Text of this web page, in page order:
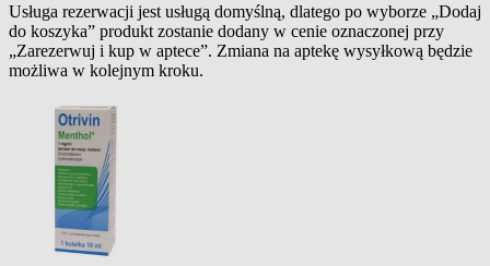
Usługa rezerwacji jest usługą domyślną, dlatego po wyborze „Dodaj
do koszyka” produkt zostanie dodany w cenie oznaczonej przy
„Zarezerwuj i kup w aptece”. Zmiana na aptekę wysyłkową będzie
możliwa w kolejnym kroku.